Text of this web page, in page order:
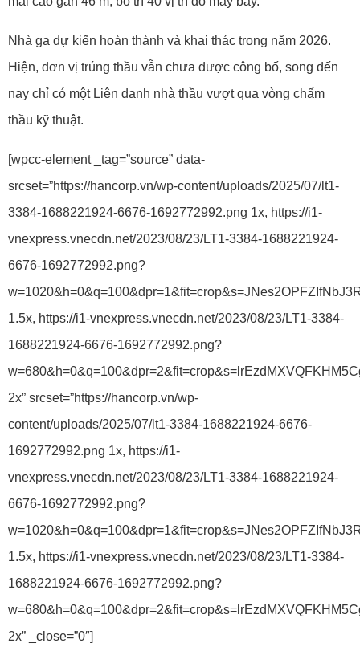
Nhà ga dự kiến hoàn thành và khai thác trong năm 2026.
Hiện, đơn vị trúng thầu vẫn chưa được công bố, song đến
nay chỉ có một Liên danh nhà thầu vượt qua vòng chấm
thầu kỹ thuật.
[wpcc-element _tag=”source” data-
srcset=”https://hancorp.vn/wp-content/uploads/2025/07/lt1-
3384-1688221924-6676-1692772992.png 1x, https://i1-
vnexpress.vnecdn.net/2023/08/23/LT1-3384-1688221924-
6676-1692772992.png?
1.5x, https://i1-vnexpress.vnecdn.net/2023/08/23/LT1-3384-
1688221924-6676-1692772992.png?
2x” srcset=”https://hancorp.vn/wp-
content/uploads/2025/07/lt1-3384-1688221924-6676-
1692772992.png 1x, https://i1-
vnexpress.vnecdn.net/2023/08/23/LT1-3384-1688221924-
6676-1692772992.png?
1.5x, https://i1-vnexpress.vnecdn.net/2023/08/23/LT1-3384-
1688221924-6676-1692772992.png?
2x” _close=”0″]